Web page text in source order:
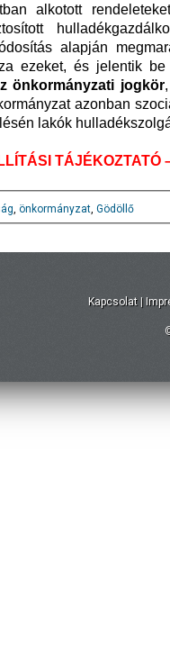
alkotott
alapján
ezeket, és jelentik
önkormányzati jogkör
azonban
lakók
TÁJÉKOZTATÓ
, önkormányzat, Gödöllő
Kapcsolat |